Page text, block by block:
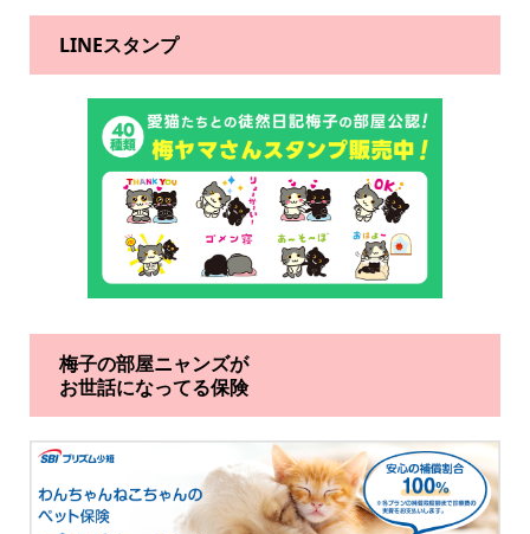
LINEスタンプ
梅子の部屋ニャンズが
お世話になってる保険